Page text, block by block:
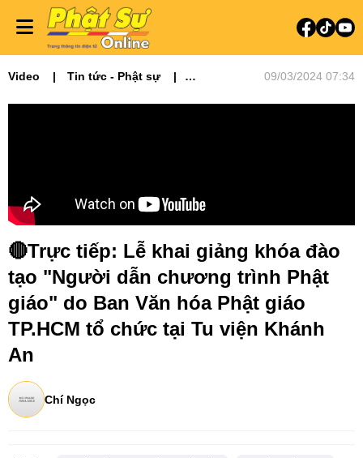
Video
Tin tức - Phật sự
09/03/2024 07:34
🔴Trực tiếp: Lễ khai giảng khóa đào
tạo "Người dẫn chương trình Phật
giáo" do Ban Văn hóa Phật giáo
TP.HCM tổ chức tại Tu viện Khánh
An
Chí Ngọc